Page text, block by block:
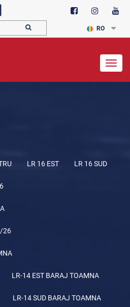
RO
LR 16 EST LR 16 SUD
26
LR-14 EST BARAJ TOAMNA
LR-14 SUD BARAJ TOAMNA